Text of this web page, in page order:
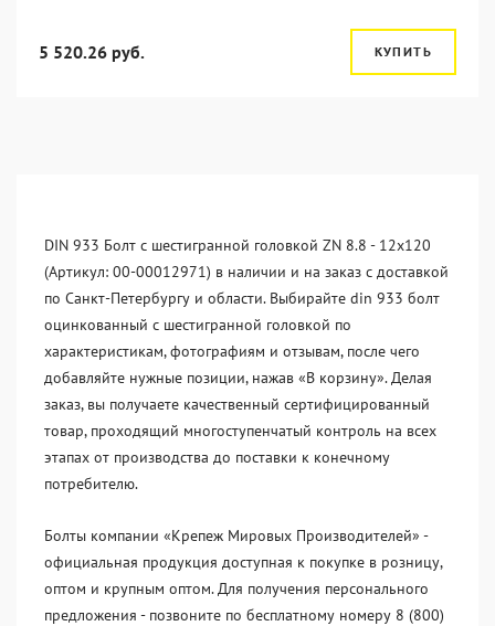
5 520.26 руб. КУПИТЬ
DIN 933 Болт с шестигранной головкой ZN 8.8 - 12x120
(Артикул: 00-00012971) в наличии и на заказ с доставкой
по Санкт-Петербургу и области. Выбирайте din 933 болт
оцинкованный с шестигранной головкой по
характеристикам, фотографиям и отзывам, после чего
добавляйте нужные позиции, нажав «В корзину». Делая
заказ, вы получаете качественный сертифицированный
товар, проходящий многоступенчатый контроль на всех
этапах от производства до поставки к конечному
потребителю.
Болты компании «Крепеж Мировых Производителей» -
официальная продукция доступная к покупке в розницу,
оптом и крупным оптом. Для получения персонального
предложения - позвоните по бесплатному номеру 8 (800)